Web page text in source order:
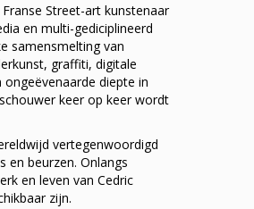
Street-art kunstenaar
en multi-gediciplineerd
samensmelting van
graffiti, digitale
diepte in
keer op keer wordt
vertegenwoordigd
en beurzen. Onlangs
en leven van Cedric
zijn.